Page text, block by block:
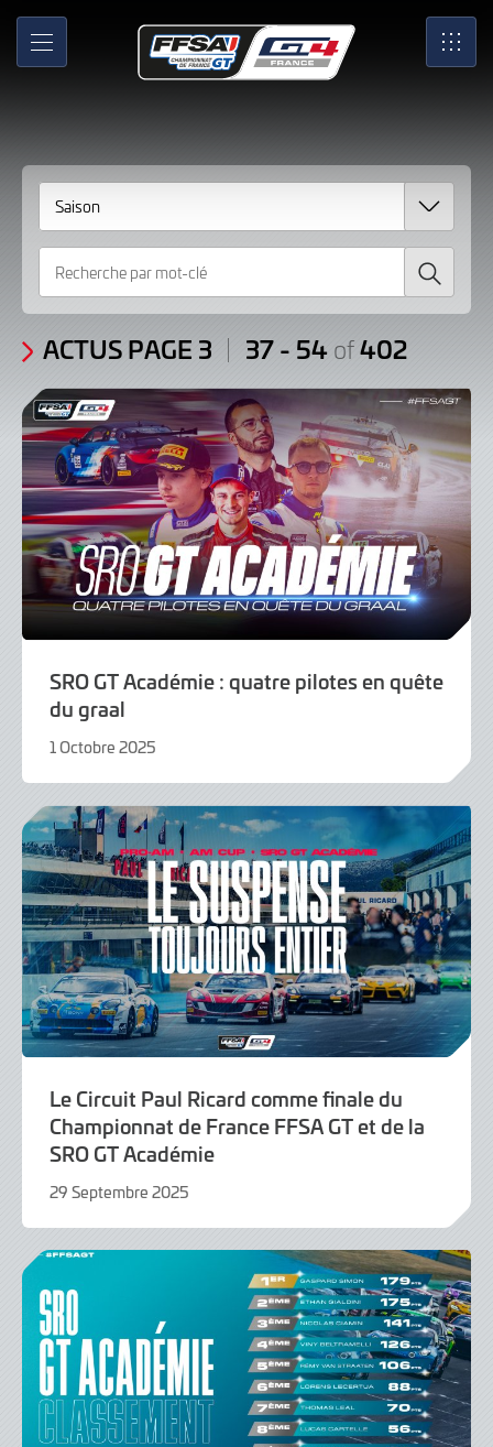
Skip
Main
MENU SRO
Actus
Page
3
/
Articles:
37
54
of
402
Recherche
ACTUS PAGE 3 37 - 54of402
SRO GT Académie : quatre pilotes en quête
du graal
1 Octobre 2025
Octobre
Le Circuit Paul Ricard comme finale du
Championnat de France FFSA GT et de la
SRO GT Académie
29 Septembre 2025
Septembre